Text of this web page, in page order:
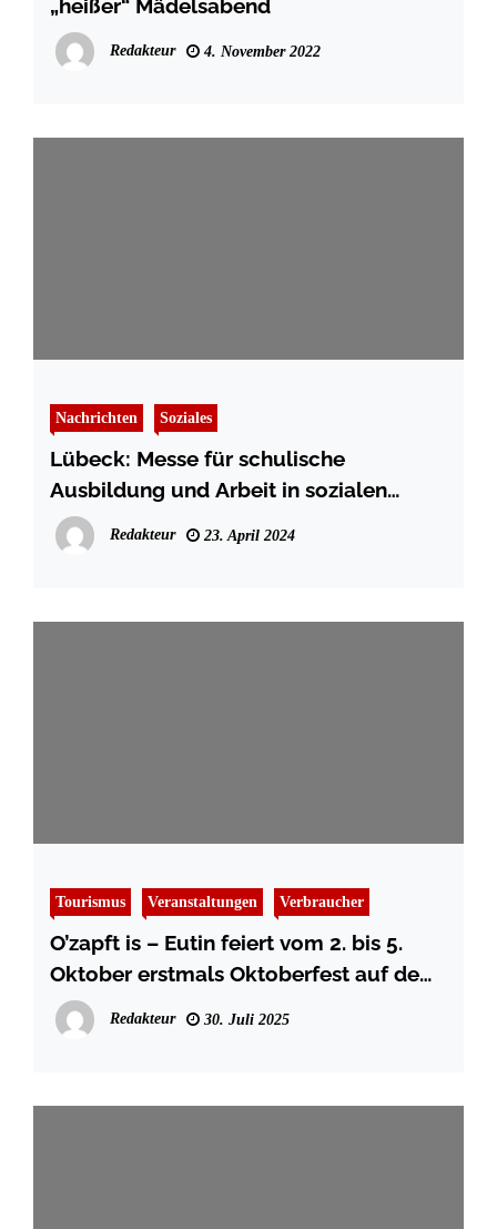
„heißer“ Mädelsabend
Redakteur 4. November 2022
Nachrichten Soziales
Lübeck: Messe für schulische
Ausbildung und Arbeit in sozialen
Berufen
Redakteur 23. April 2024
Tourismus Veranstaltungen Verbraucher
O’zapft is – Eutin feiert vom 2. bis 5.
Oktober erstmals Oktoberfest auf dem
Marktplatz
Redakteur 30. Juli 2025